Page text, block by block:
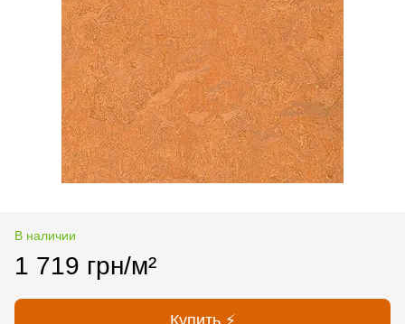
В наличии
1 719 грн/м²
Купить ⚡